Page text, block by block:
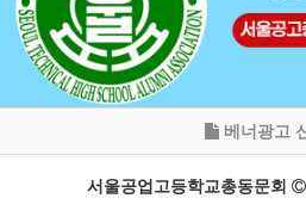
베너광고
서울공업고등학교총동문회